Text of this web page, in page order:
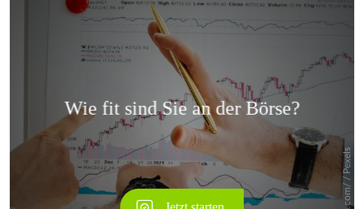
Überspringen